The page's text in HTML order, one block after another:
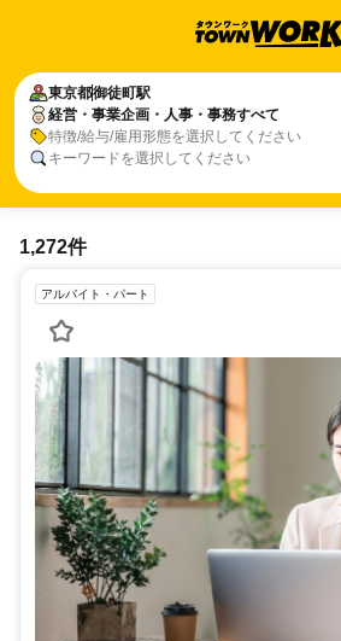
東京都御徒町駅
経営・事業企画・人事・事務すべて
特徴/給与/雇用形態を選択してください
キーワードを選択してください
1,272件
アルバイト・パート